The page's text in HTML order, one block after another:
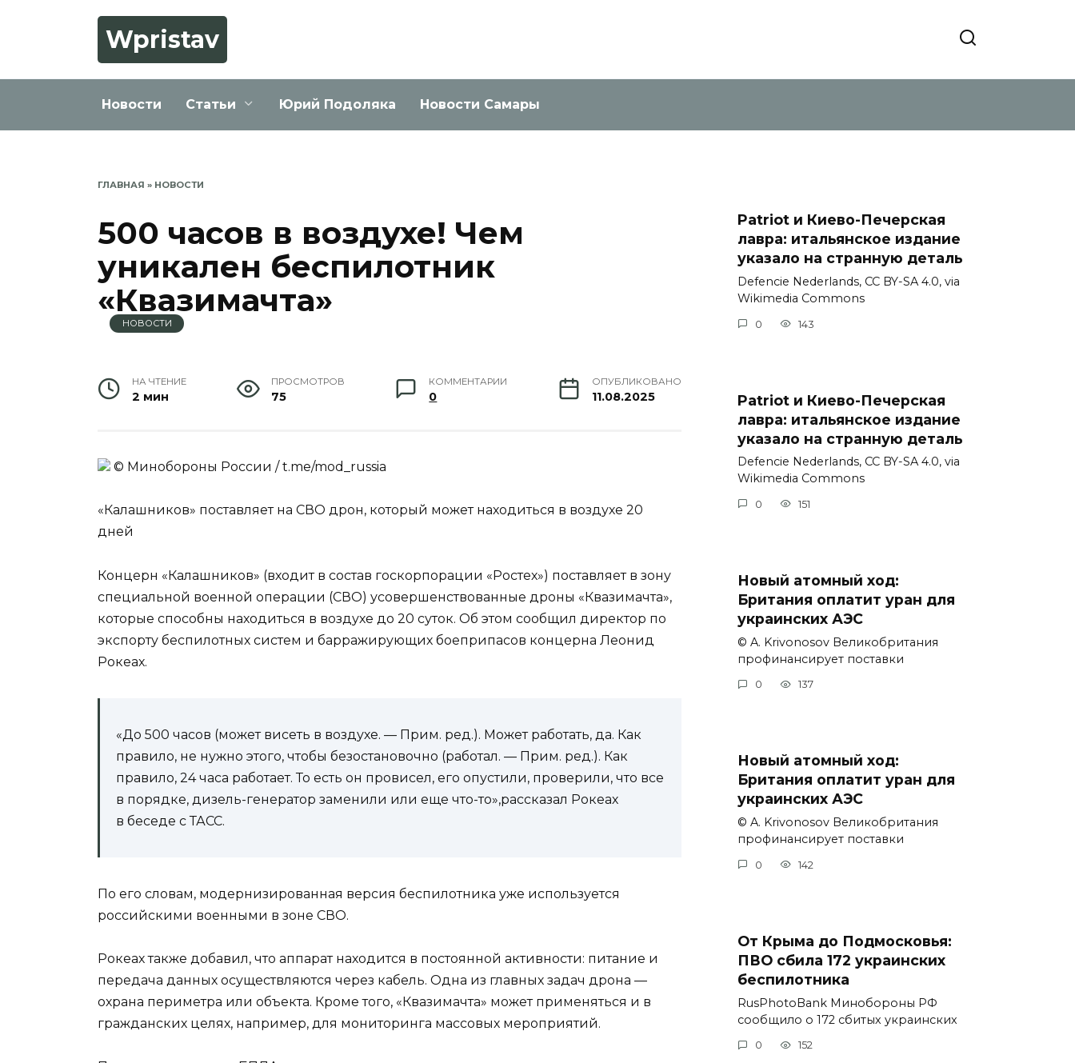
Wpristav
Новости Статьи Юрий Подоляка Новости Самары
ГЛАВНАЯ » НОВОСТИ
500 часов в воздухе! Чем
уникален беспилотник
«Квазимачта»
НОВОСТИ
НА ЧТЕНИЕ
2 мин
ПРОСМОТРОВ
75
КОММЕНТАРИИ
0
ОПУБЛИКОВАНО
11.08.2025
© Минобороны России / t.me/mod_russia
«Калашников» поставляет на СВО дрон, который может находиться в воздухе 20
дней
Концерн «Калашников» (входит в состав госкорпорации «Ростех») поставляет в зону
специальной военной операции (СВО) усовершенствованные дроны «Квазимачта»,
которые способны находиться в воздухе до 20 суток. Об этом сообщил директор по
экспорту беспилотных систем и барражирующих боеприпасов концерна Леонид
Рокеах.
«До 500 часов (может висеть в воздухе. — Прим. ред.). Может работать, да. Как
правило, не нужно этого, чтобы безостановочно (работал. — Прим. ред.). Как
правило, 24 часа работает. То есть он провисел, его опустили, проверили, что все
в порядке, дизель-генератор заменили или еще что-то»,рассказал Рокеах
в беседе с ТАСС.
По его словам, модернизированная версия беспилотника уже используется
российскими военными в зоне СВО.
Рокеах также добавил, что аппарат находится в постоянной активности: питание и
передача данных осуществляются через кабель. Одна из главных задач дрона —
охрана периметра или объекта. Кроме того, «Квазимачта» может применяться и в
гражданских целях, например, для мониторинга массовых мероприятий.
Patriot и Киево-Печерская
лавра: итальянское издание
указало на странную деталь
Defencie Nederlands, CC BY-SA 4.0, via
Wikimedia Commons
0 143
Patriot и Киево-Печерская
лавра: итальянское издание
указало на странную деталь
Defencie Nederlands, CC BY-SA 4.0, via
Wikimedia Commons
0 151
Новый атомный ход:
Британия оплатит уран для
украинских АЭС
© A. Krivonosov Великобритания
профинансирует поставки
0 137
Новый атомный ход:
Британия оплатит уран для
украинских АЭС
© A. Krivonosov Великобритания
профинансирует поставки
0 142
От Крыма до Подмосковья:
ПВО сбила 172 украинских
беспилотника
RusPhotoBank Минобороны РФ
сообщило о 172 сбитых украинских
0 152